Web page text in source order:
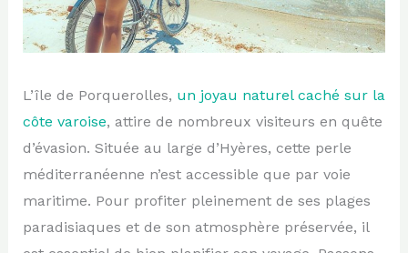
L’île de Porquerolles, un joyau naturel caché sur la
côte varoise, attire de nombreux visiteurs en quête
d’évasion. Située au large d’Hyères, cette perle
méditerranéenne n’est accessible que par voie
maritime. Pour profiter pleinement de ses plages
paradisiaques et de son atmosphère préservée, il